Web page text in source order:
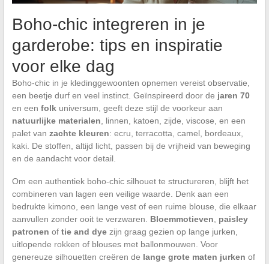
Boho-chic integreren in je
garderobe: tips en inspiratie
voor elke dag
Boho-chic in je kledinggewoonten opnemen vereist observatie,
een beetje durf en veel instinct. Geïnspireerd door de jaren 70
en een folkuniversum, geeft deze stijl de voorkeur aan
natuurlijke materialen , linnen, katoen, zijde, viscose, en een
palet van zachte kleuren: ecru, terracotta, camel, bordeaux,
kaki. De stoffen, altijd licht, passen bij de vrijheid van beweging
en de aandacht voor detail.
Om een authentiek boho-chic silhouet te structureren, blijft het
combineren van lagen een veilige waarde. Denk aan een
bedrukte kimono, een lange vest of een ruime blouse, die elkaar
aanvullen zonder ooit te verzwaren. Bloemmotieven
paisley
patronen of tie and dyezijn graag gezien op lange jurken,
uitlopende rokken of blouses met ballonmouwen. Voor
genereuze silhouetten creëren de lange grote maten jurken of